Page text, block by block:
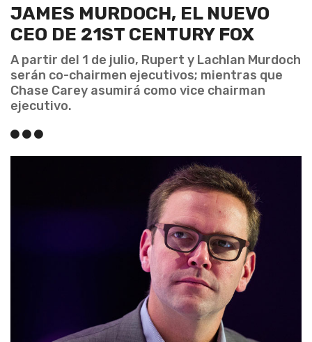
JAMES MURDOCH, EL NUEVO
CEO DE 21ST CENTURY FOX
A partir del 1 de julio, Rupert y Lachlan Murdoch
serán co-chairmen ejecutivos; mientras que
Chase Carey asumirá como vice chairman
ejecutivo.